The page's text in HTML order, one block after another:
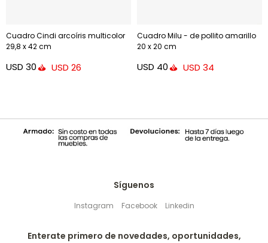
Cuadro Cindi arcoíris multicolor
29,8 x 42 cm
USD 30 USD 26
Cuadro Milu - de pollito amarillo
20 x 20 cm
USD 40 USD 34
Síguenos
Instagram Facebook Linkedin
Enterate primero de novedades, oportunidades,